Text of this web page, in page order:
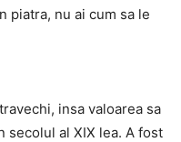
piatra, nu ai cum sa le
insa valoarea sa
secolul al XIX lea. A fost